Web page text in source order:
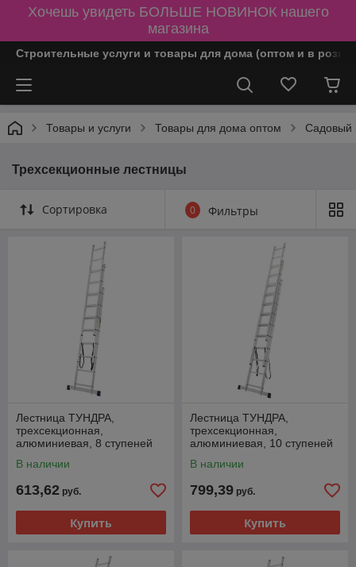
Хочешь увидеть БОЛЬШЕ НОВИНОК нашего
магазина
Строительные услуги и товары для дома (оптом и в
Товары и услуги Товары для дома оптом Садовый
Трехсекционные лестницы
Сортировка 0 Фильтры
Лестница ТУНДРА,
трехсекционная,
алюминиевая, 8 ступеней
В наличии
613,62 руб.
Купить
Лестница ТУНДРА,
трехсекционная,
алюминиевая, 10 ступеней
В наличии
799,39 руб.
Купить